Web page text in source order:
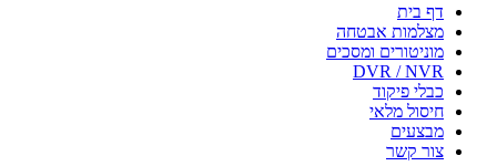
דף בית
מצלמות אבטחה
מוניטורים ומסכים
DVR / NVR
כבלי פיקוד
חיסול מלאי
מבצעים
צור קשר